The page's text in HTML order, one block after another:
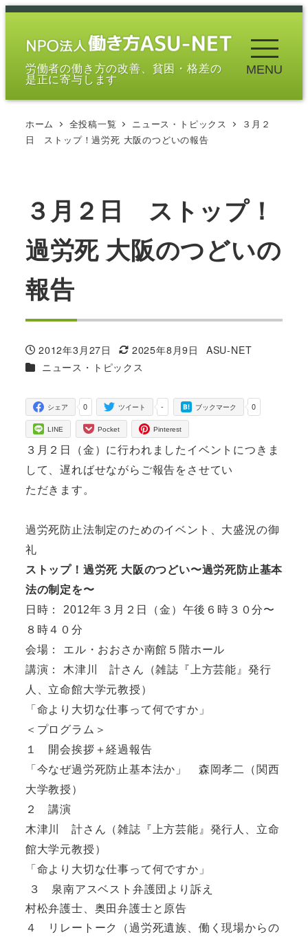
メ
労働者の働き方の改善、貧困・格差の
是正に寄与します
MENU
ホーム 全投稿一覧 ニュース・トピックス
３月２
日 ストップ！過労死 大阪のつどいの報告
３月２日 ストップ！
過労死 大阪のつどいの
報告
投稿日
2012年3月27日
更新日
2025年8月9日
著
ASU-NET
カテゴリー
ニュース・トピックス
0
シェア -
ツイート 0
ブックマーク
LINE Pocket Pinterest
３月２日（金）に行われましたイベントにつきま
して、遅ればせながらご報告をさせてい
ただきます。
過労死防止法制定のためのイベント、大盛況の御
礼
ストップ！過労死 大阪のつどい〜過労死防止基本
法の制定を〜
日時： 2012年３月２日（金）午後６時３０分〜
８時４０分
会場： エル・おおさか南館５階ホール
講演： 木津川 計さん（雑誌『上方芸能』発行
人、立命館大学元教授）
「命より大切な仕事って何ですか」
＜プログラム＞
１ 開会挨拶＋経過報告
「今なぜ過労死防止基本法か」 森岡孝二（関西
大学教授）
２ 講演
木津川 計さん（雑誌『上方芸能』発行人、立命
館大学元教授）
「命より大切な仕事って何ですか」
３ 泉南アスベスト弁護団より訴え
村松弁護士、奥田弁護士と原告
４ リレートーク（過労死遺族、働く現場からの